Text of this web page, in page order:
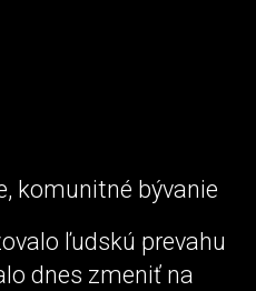
komunitné bývanie
ľudskú prevahu
dnes zmeniť na